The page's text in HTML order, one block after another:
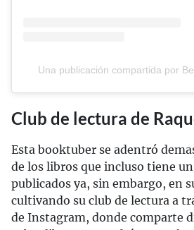
Una publicación compartida por
Club de lectura de
Esta booktuber se adentró
de los libros que incluso tiene
publicados ya, sin embargo, en
cultivando su club de lectura a
de Instagram, donde comparte